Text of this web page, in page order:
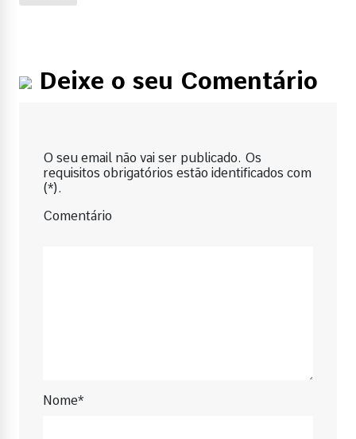
Deixe o seu Comentário
O seu email não vai ser publicado. Os
requisitos obrigatórios estão identificados com
(*).
Comentário
Nome*